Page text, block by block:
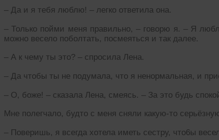
– Да и я тебя люблю! – легко ответила она.
– Только пойми меня правильно, – говорю я. – Я
можно весело поболтать, посмеяться и так далее.
– А к чему ты это? – спросила Лена.
– Да чтобы ты не подумала, что я ненормальная, и
– О, боже! – сказала Лена, смеясь. – За это будь
Мне полегчало, будто с меня сняли какую-то
– Поверишь, я всегда хотела иметь сестру, что6ы